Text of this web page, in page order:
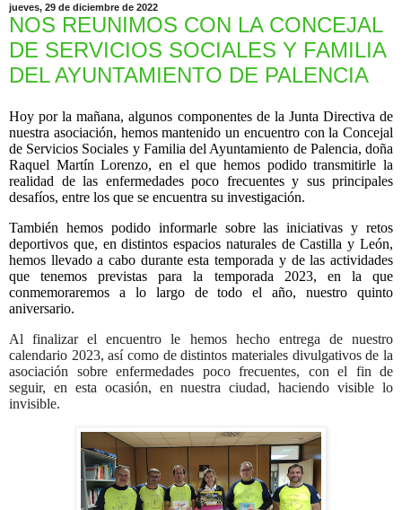
jueves, 29 de diciembre de 2022
NOS REUNIMOS CON LA CONCEJAL
DE SERVICIOS SOCIALES Y FAMILIA
DEL AYUNTAMIENTO DE PALENCIA
Hoy por la mañana, algunos componentes de la Junta Directiva de
nuestra asociación, hemos mantenido un encuentro con la Concejal
de Servicios Sociales y Familia del Ayuntamiento de Palencia, doña
Raquel Martín Lorenzo, en el que hemos podido transmitirle la
realidad de las enfermedades poco frecuentes y sus principales
desafíos, entre los que se encuentra su investigación.
También hemos podido informarle sobre las iniciativas y retos
deportivos que, en distintos espacios naturales de Castilla y León,
hemos llevado a cabo durante esta temporada y de las actividades
que tenemos previstas para la temporada 2023, en la que
conmemoraremos a lo largo de todo el año, nuestro quinto
aniversario.
Al finalizar el encuentro le hemos hecho entrega de nuestro
calendario 2023, así como de distintos materiales divulgativos de la
asociación sobre enfermedades poco frecuentes, con el fin de
seguir, en esta ocasión, en nuestra ciudad, haciendo visible lo
invisible.